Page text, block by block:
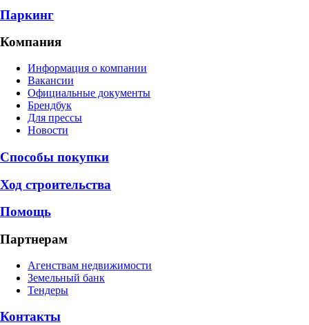
Паркинг
Компания
Информация о компании
Вакансии
Официальные документы
Брендбук
Для прессы
Новости
Способы покупки
Ход строительства
Помощь
Партнерам
Агенствам недвижимости
Земельный банк
Тендеры
Контакты